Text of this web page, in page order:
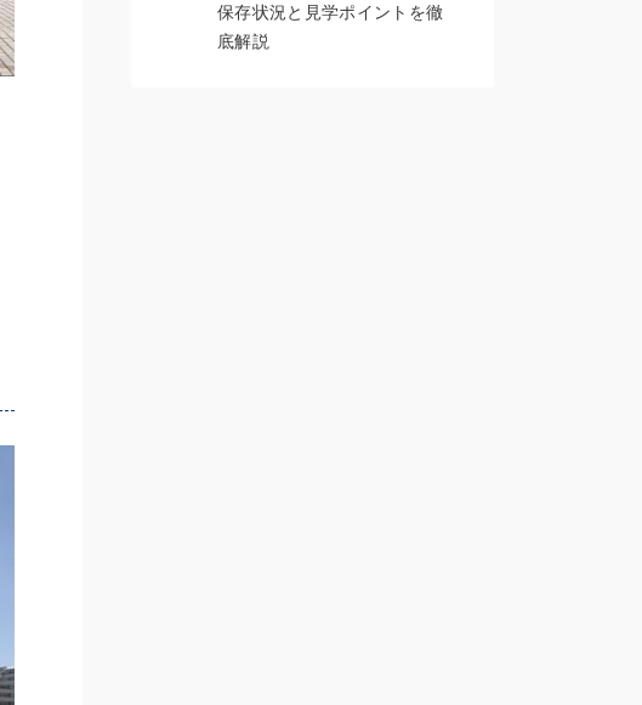
保存状況と見学ポイントを徹
底解説